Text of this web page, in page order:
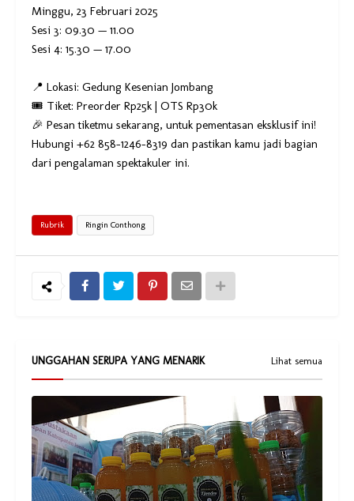
Minggu, 23 Februari 2025
Sesi 3: 09.30 — 11.00
Sesi 4: 15.30 — 17.00
📍 Lokasi: Gedung Kesenian Jombang
🎟 Tiket: Preorder Rp25k | OTS Rp30k
🎉 Pesan tiketmu sekarang, untuk pementasan eksklusif ini!
Hubungi +62 858-1246-8319 dan pastikan kamu jadi bagian
dari pengalaman spektakuler ini.
Rubrik Ringin Conthong
UNGGAHAN SERUPA YANG MENARIK Lihat semua